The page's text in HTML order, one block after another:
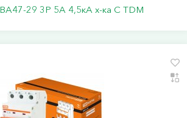
29 3Р 5А 4,5кА х-ка С TDM